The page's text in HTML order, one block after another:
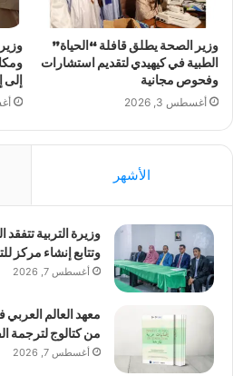
وزير الصحة يطلق قافلة “الحياة”
الطبية في كيهيدي لتقديم استشارات
وفحوص مجانية
أغسطس 3, 2026
إلى
الأشهر
وزيرة التربية
وتتابع إنشاء مركز
أغسطس 7, 2026
معهد العالم
من كتالوج لترجمة
أغسطس 7, 2026